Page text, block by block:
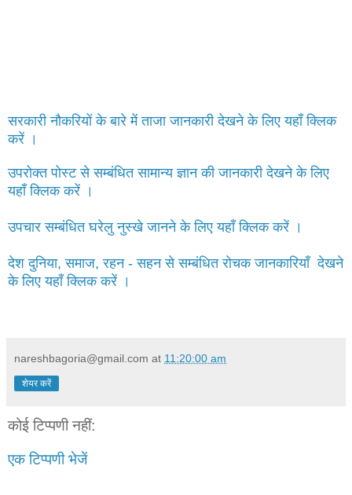
सरकारी नौकरियों के बारे में ताजा जानकारी देखने के लिए यहाँ क्लिक
करें ।
उपरोक्त पोस्ट से सम्बंधित सामान्य ज्ञान की जानकारी देखने के लिए
यहाँ क्लिक करें ।
उपचार सम्बंधित घरेलु नुस्खे जानने के लिए यहाँ क्लिक करें ।
देश दुनिया, समाज, रहन - सहन से सम्बंधित रोचक जानकारियाँ देखने
के लिए यहाँ क्लिक करें ।
nareshbagoria@gmail.com at 11:20:00 am
शेयर करें
कोई टिप्पणी नहीं:
एक टिप्पणी भेजें